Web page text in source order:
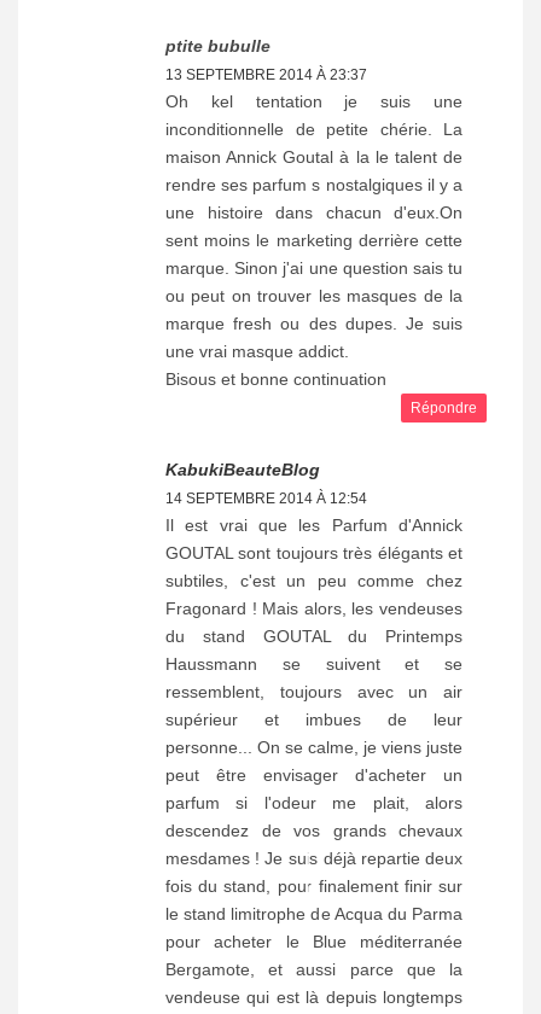
ptite bubulle
13 SEPTEMBRE 2014 À 23:37
Oh kel tentation je suis une
inconditionnelle de petite chérie. La
maison Annick Goutal à la le talent de
rendre ses parfum s nostalgiques il y a
une histoire dans chacun d'eux.On
sent moins le marketing derrière cette
marque. Sinon j'ai une question sais tu
ou peut on trouver les masques de la
marque fresh ou des dupes. Je suis
une vrai masque addict.
Bisous et bonne continuation
Répondre
KabukiBeauteBlog
14 SEPTEMBRE 2014 À 12:54
Il est vrai que les Parfum d'Annick
GOUTAL sont toujours très élégants et
subtiles, c'est un peu comme chez
Fragonard ! Mais alors, les vendeuses
du stand GOUTAL du Printemps
Haussmann se suivent et se
ressemblent, toujours avec un air
supérieur et imbues de leur
personne... On se calme, je viens juste
peut être envisager d'acheter un
parfum si l'odeur me plait, alors
descendez de vos grands chevaux
mesdames ! Je suis déjà repartie deux
fois du stand, pour finalement finir sur
le stand limitrophe de Acqua du Parma
pour acheter le Blue méditerranée
Bergamote, et aussi parce que la
vendeuse qui est là depuis longtemps